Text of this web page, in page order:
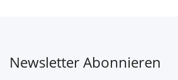
Newsletter Abonnieren